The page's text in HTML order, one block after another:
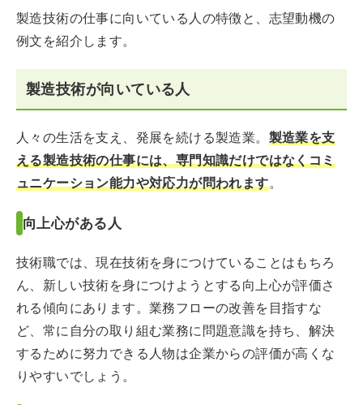
製造技術の仕事に向いている人の特徴と、志望動機の
例文を紹介します。
製造技術が向いている人
人々の生活を支え、発展を続ける製造業。 製造業を支
える製造技術の仕事には、専門知識だけではなくコミ
ュニケーション能力や対応力が問われます。
向上心がある人
技術職では、現在技術を身につけていることはもちろ
ん、新しい技術を身につけようとする向上心が評価さ
れる傾向にあります。業務フローの改善を目指すな
ど、常に自分の取り組む業務に問題意識を持ち、解決
するために努力できる人物は企業からの評価が高くな
りやすいでしょう。